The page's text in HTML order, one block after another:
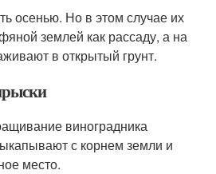
осенью. Но в этом случае их
землей как рассаду, а на
в открытый грунт.
виноградника
с корнем земли и
место.